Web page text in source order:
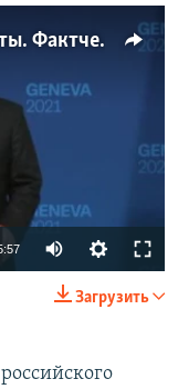
Санкции, Навальный, иноагенты. Фактчек выступления Путина после встречи с Байденом (видео)
available
240p
Загрузить